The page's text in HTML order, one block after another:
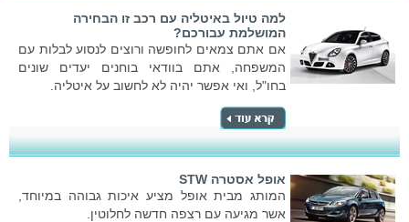
למה טיול באיטליה עם רכב זו הבחירה
המושלמת עבורכם?
אם אתם צמאים לחופשה ורוצים לנסוע לבלות עם
המשפחה, אתם בוודאי בוחנים יעדים שונים
בחו"ל, ואי אפשר יהיה לא לחשוב על איטליה.
אופל אסטרה STW
המותג מבית אופל מציע איכות גבוהה במיוחד,
אשר מגיעה עם רצפה חדשה לחלוטין.